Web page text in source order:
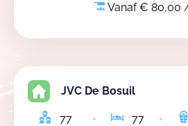
Vanaf € 80,00
JVC De Bosuil
77 77